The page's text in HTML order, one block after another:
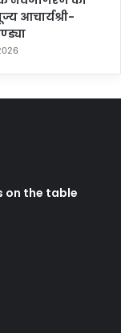
आचार्यश्री-
on the table